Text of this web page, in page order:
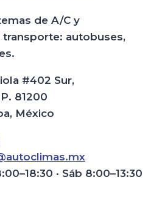
de A/C y
transporte: autobuses,
#402 Sur,
81200
México
· Sáb 8:00–13:30